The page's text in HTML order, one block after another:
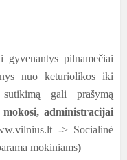
pilnamečiai
nuo keturiolikos iki
gali prašymą
administracijai
-> Socialinė
mokiniams)